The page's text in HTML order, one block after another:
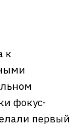
к
фокус-
первый